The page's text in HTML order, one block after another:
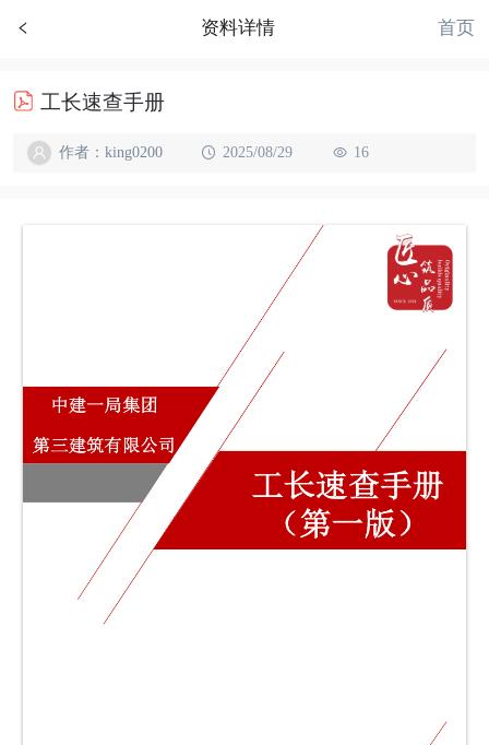
资料详情 首页
工长速查手册
作者：king0200 2025/08/29 16